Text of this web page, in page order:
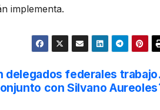
implementa.
delegados federales trabajo
con Silvano Aureoles